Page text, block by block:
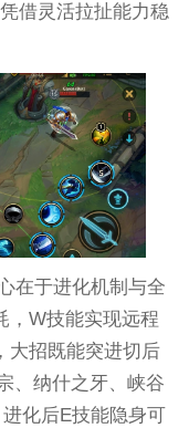
借灵活拉扯能力稳
在于进化机制与全
，W技能实现远程
大招既能突进切后
、纳什之牙、峡谷
化后E技能隐身可